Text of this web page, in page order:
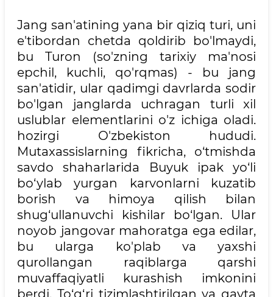
Jang san'atining yana bir qiziq turi, uni
e'tibordan chetda qoldirib bo'lmaydi,
bu Turon (so'zning tarixiy ma'nosi
epchil, kuchli, qo'rqmas) - bu jang
san'atidir, ular qadimgi davrlarda sodir
bo'lgan janglarda uchragan turli xil
uslublar elementlarini o'z ichiga oladi.
hozirgi O'zbekiston hududi.
Mutaxassislarning fikricha, o‘tmishda
savdo shaharlarida Buyuk ipak yo‘li
bo‘ylab yurgan karvonlarni kuzatib
borish va himoya qilish bilan
shug‘ullanuvchi kishilar bo‘lgan. Ular
noyob jangovar mahoratga ega edilar,
bu ularga ko'plab va yaxshi
qurollangan raqiblarga qarshi
muvaffaqiyatli kurashish imkonini
berdi. To‘g‘ri tizimlashtirilgan va qayta